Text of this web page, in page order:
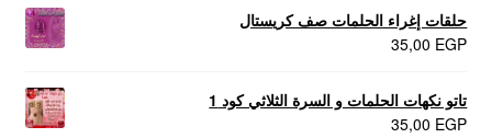
حلقات إغراء الحلمات صف كريستال
35,00 EGP
تاتو نكهات الحلمات و السرة الثلاثي كود 1
35,00 EGP